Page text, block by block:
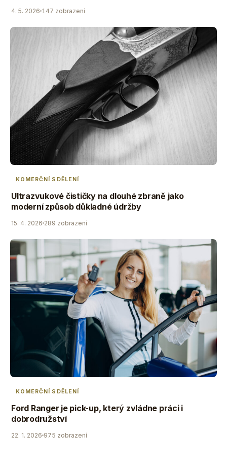
4. 5. 2026 147 zobrazení
KOMERČNÍ SDĚLENÍ
Ultrazvukové čističky na dlouhé zbraně jako
moderní způsob důkladné údržby
15. 4. 2026 289 zobrazení
KOMERČNÍ SDĚLENÍ
Ford Ranger je pick-up, který zvládne práci i
dobrodružství
22. 1. 2026 975 zobrazení